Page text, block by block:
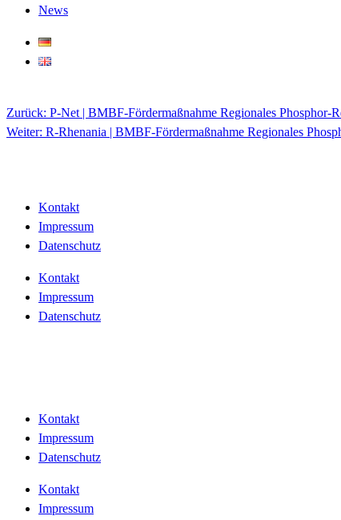
News
Beitragsnavigation
Zurück: P-Net | BMBF-Fördermaßnahme Regionales Phosphor-
Weiter: R-Rhenania | BMBF-Fördermaßnahme Regionales
Kontakt
Impressum
Datenschutz
Kontakt
Impressum
Datenschutz
Kontakt
Impressum
Datenschutz
Kontakt
Impressum